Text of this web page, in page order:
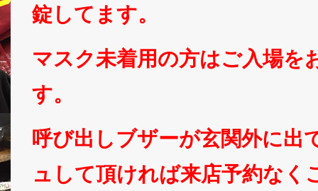
錠してます。
マスク未着用の方はご入場を
す。
呼び出しブザーが玄関外に出
ュして頂ければ来店予約なく